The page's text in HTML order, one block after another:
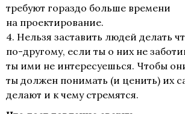
требуют гораздо больше времени
на проектирование.
4. Нельзя заставить людей делать
по-другому, если ты о них не
ты ими не интересуешься. Чтобы
ты должен понимать (и ценить) их
делают и к чему стремятся.